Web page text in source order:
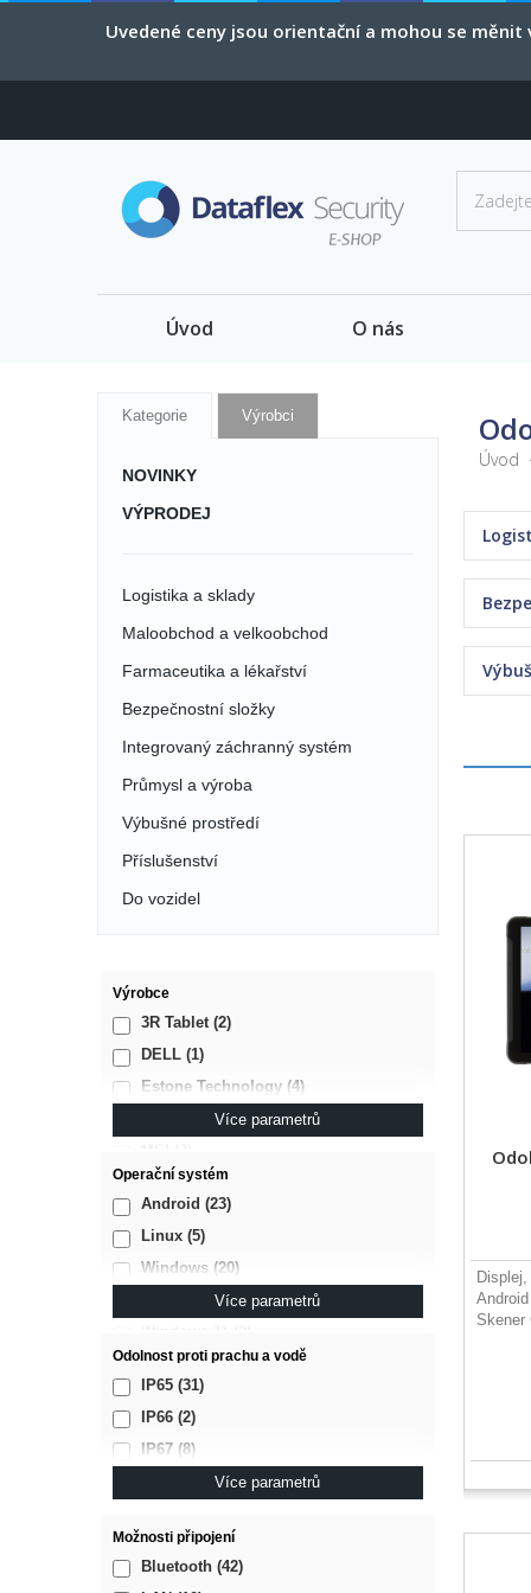
Uvedené ceny jsou orientační a mohou se
Úvod O nás
Kategorie Výrobci
NOVINKY
VÝPRODEJ
Logistika a sklady
Maloobchod a velkoobchod
Farmaceutika a lékařství
Bezpečnostní složky
Integrovaný záchranný systém
Průmysl a výroba
Výbušné prostředí
Příslušenství
Do vozidel
Výrobce
3R Tablet(2)
DELL(1)
Estone Technology(4)
Panasonic(4)
Point Mobile
Security LINE
Více parametrů
Operační systém
Android (23)
Linux(5)
Windows (20)
Windows 10(1)
Více parametrů
Odolnost proti prachu a vodě
IP65(31)
IP66(2)
IP67(8)
Více parametrů
Možnosti připojení
Bluetooth(42)
Úvod
Skener